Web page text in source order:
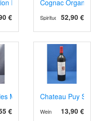
IGP 2024
€
Cognac Organic
52,90 €
Spirituosen
rot, Barrique
Merlot
€
Chateau Puy
13,90 €
Wein